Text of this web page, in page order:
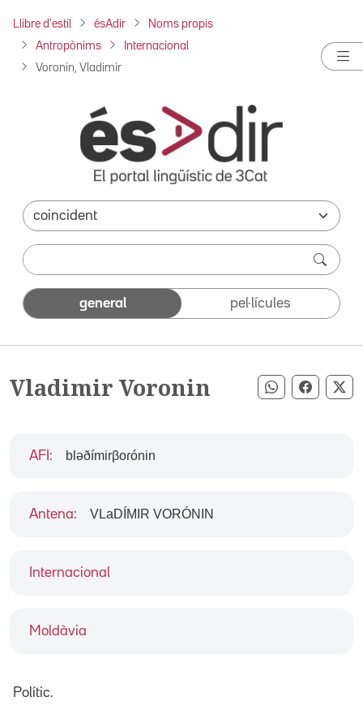
Llibre d'estil ésAdir Noms propis
Antropònims Internacional
Voronin, Vladimir
general pel·lícules
Vladimir Voronin Compartir
Internacional
Moldàvia
AFI : bləðímirβoɾónin
Antena: VLaDÍMIR VORÓNIN
Polític.